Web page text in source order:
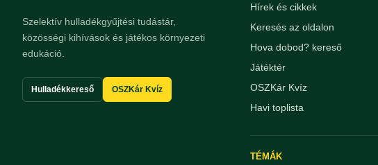
Szelektív hulladékgyűjtési tudástár,
közösségi kihívások és játékos környezeti
edukáció.
Hulladékkereső OSZKár Kvíz
Hírek és cikkek
Keresés az oldalon
Hova dobod? kereső
Játéktér
OSZKár Kvíz
Havi toplista
TÉMÁK